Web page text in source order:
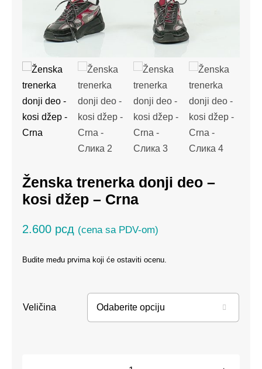
Ženska trenerka donji deo –
kosi džep – Crna
2.600 рсд (cena sa PDV-om)
Budite među prvima koji će ostaviti ocenu.
Veličina 